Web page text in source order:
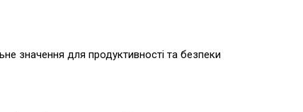
значення для продуктивності та безпеки